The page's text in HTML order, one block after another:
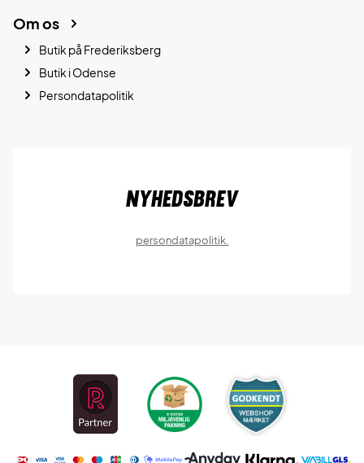
Om os
Butik på Frederiksberg
Butik i Odense
Persondatapolitik
Nyhedsbrev
persondatapolitik.